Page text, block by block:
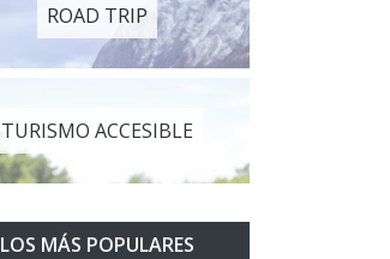
ROAD TRIP
TURISMO ACCESIBLE
LOS MÁS POPULARES